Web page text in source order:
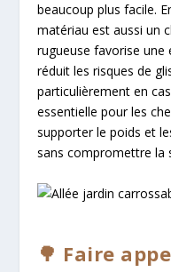
beaucoup plus facile.
matériau est aussi un
rugueuse favorise une
réduit les risques de
particulièrement en
essentielle pour les
supporter le poids et
sans compromettre la
🌳 Faire